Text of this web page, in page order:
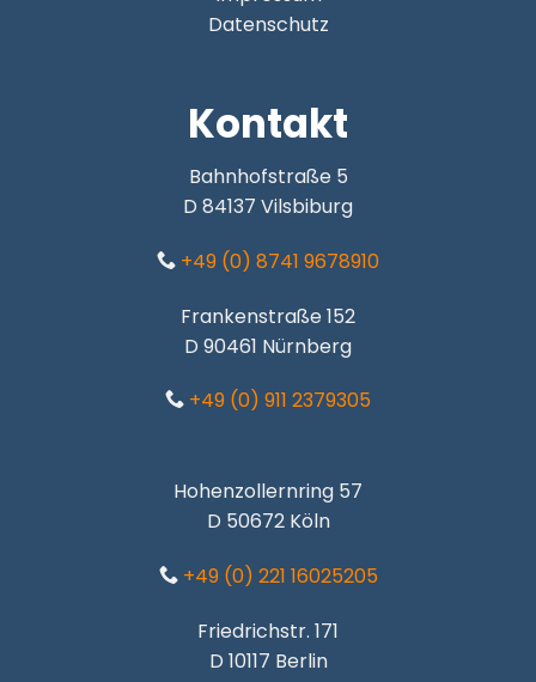
Datenschutz
Kontakt
Bahnhofstraße 5
D 84137 Vilsbiburg
+49 (0) 8741 9678910
Frankenstraße 152
D 90461 Nürnberg
+49 (0) 911 2379305
Hohenzollernring 57
D 50672 Köln
+49 (0) 221 16025205
Friedrichstr. 171
D 10117 Berlin